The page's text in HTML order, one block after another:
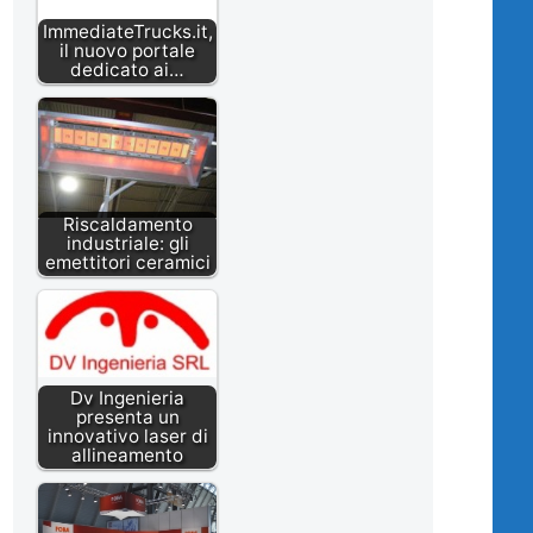
ImmediateTrucks.it,
il nuovo portale
dedicato ai…
Riscaldamento
industriale: gli
emettitori ceramici
Dv Ingenieria
presenta un
innovativo laser di
allineamento